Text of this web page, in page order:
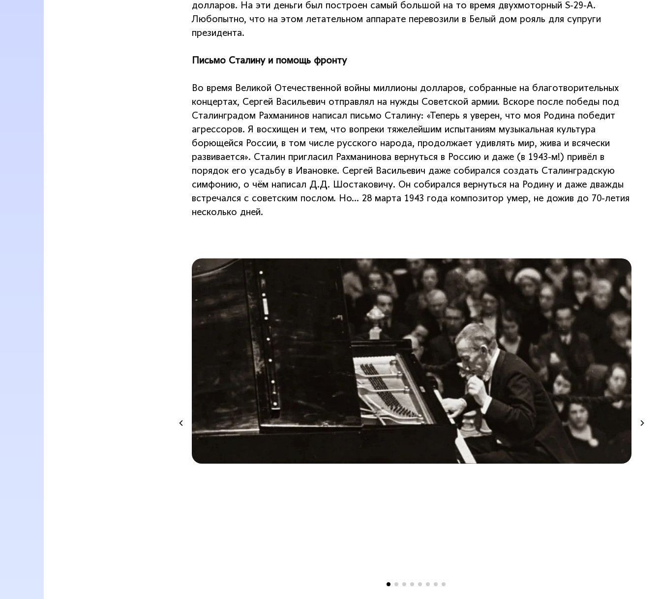
долларов. На эти деньги был построен самый большой на то время двухмоторный S-29-А.
Любопытно, что на этом летательном аппарате перевозили в Белый дом рояль для супруги
президента.
Письмо Сталину и помощь фронту
Во время Великой Отечественной войны миллионы долларов, собранные на благотворительных
концертах, Сергей Васильевич отправлял на нужды Советской армии. Вскоре после победы под
Сталинградом Рахманинов написал письмо Сталину: «Теперь я уверен, что моя Родина победит
агрессоров. Я восхищен и тем, что вопреки тяжелейшим испытаниям музыкальная культура
борющейся России, в том числе русского народа, продолжает удивлять мир, жива и всячески
развивается». Сталин пригласил Рахманинова вернуться в Россию и даже (в 1943-м!) привёл в
порядок его усадьбу в Ивановке. Сергей Васильевич даже собирался создать Сталинградскую
симфонию, о чём написал Д.Д. Шостаковичу. Он собирался вернуться на Родину и даже дважды
встречался с советским послом. Но… 28 марта 1943 года композитор умер, не дожив до 70-летия
несколько дней.